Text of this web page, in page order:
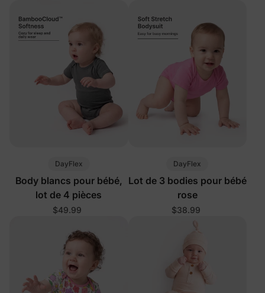
DayFlex
Body blancs pour bébé,
lot de 4 pièces
$49.99
DayFlex
Lot de 3 bodies pour bébé
rose
$38.99